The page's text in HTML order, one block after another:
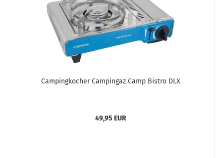
Campingkocher Campingaz Camp Bistro DLX
49,95 EUR